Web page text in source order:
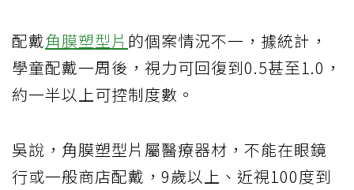
配戴角膜塑型片 的個案情況不一，據統計，
學童配戴一周後，視力可回復到0.5甚至1.0，
約一半以上可控制度數。
吳說，角膜塑型片屬醫療器材，不能在眼鏡
行或一般商店配戴，9歲以上、近視100度到